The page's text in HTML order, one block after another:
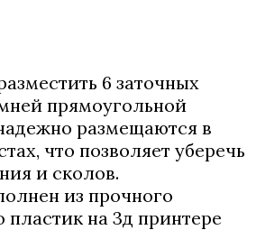
6 заточных
прямоугольной
размещаются в
что позволяет уберечь
и сколов.
из прочного
пластик на 3д принтере